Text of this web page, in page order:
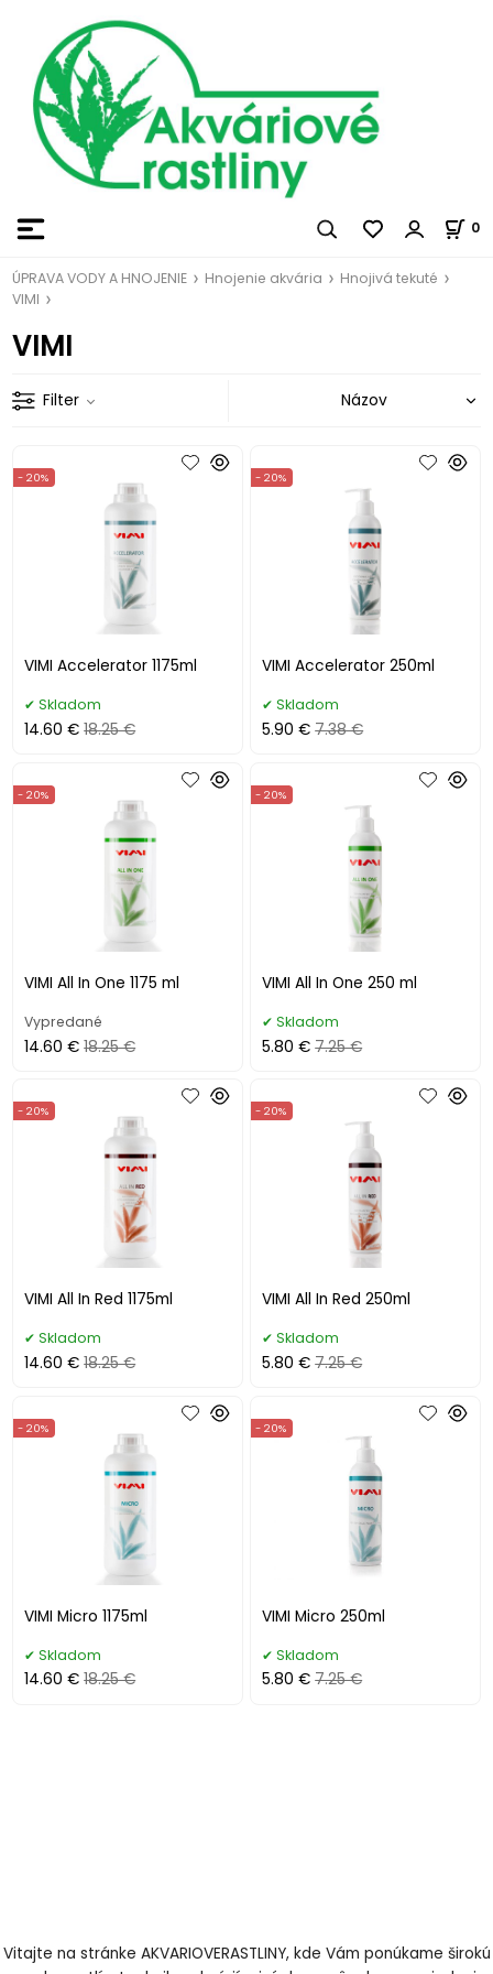
0
ÚPRAVA VODY A HNOJENIE Hnojenie akvária
Hnojivá tekuté
VIMI
VIMI
Filter
VIMI Accelerator 1175ml
- 20%
Skladom
14.60 € 18.25 €
VIMI Accelerator 250ml
- 20%
Skladom
5.90 € 7.38 €
VIMI All In One 1175 ml
- 20%
Vypredané
14.60 € 18.25 €
VIMI All In One 250 ml
- 20%
Skladom
5.80 € 7.25 €
VIMI All In Red 1175ml
- 20%
Skladom
14.60 € 18.25 €
VIMI All In Red 250ml
- 20%
Skladom
5.80 € 7.25 €
VIMI Micro 1175ml
- 20%
Skladom
14.60 € 18.25 €
VIMI Micro 250ml
- 20%
Skladom
5.80 € 7.25 €
Vitajte na stránke AKVARIOVERASTLINY, kde Vám ponúkame širokú